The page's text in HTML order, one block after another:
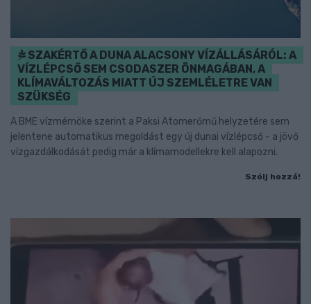
SZAKÉRTŐ A DUNA ALACSONY VÍZÁLLÁSÁRÓL: A
VÍZLÉPCSŐ SEM CSODASZER ÖNMAGÁBAN, A
KLÍMAVÁLTOZÁS MIATT ÚJ SZEMLÉLETRE VAN
SZÜKSÉG
A BME vízmérnöke szerint a Paksi Atomerőmű helyzetére sem
jelentene automatikus megoldást egy új dunai vízlépcső - a jövő
vízgazdálkodását pedig már a klímamodellekre kell alapozni.
Szólj hozzá!